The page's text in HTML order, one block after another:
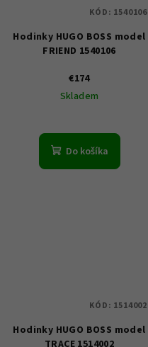
Hodinky HUGO BOSS model
FRIEND 1540106
€174
Skladem
Do košíka
KÓD: 1540106
Hodinky HUGO BOSS model
TRACE 1514002
KÓD: 1514002